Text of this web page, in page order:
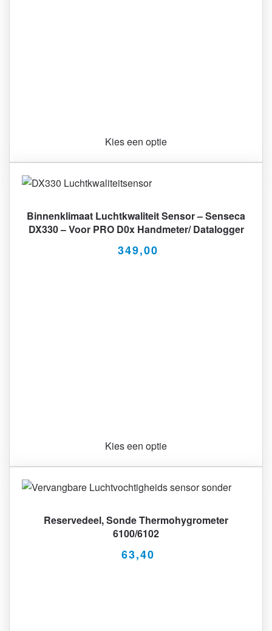
Kies een optie
Binnenklimaat Luchtkwaliteit Sensor – Senseca
DX330 – Voor PRO D0x Handmeter/ Datalogger
349,00
Kies een optie
Reservedeel, Sonde Thermohygrometer
6100/6102
63,40